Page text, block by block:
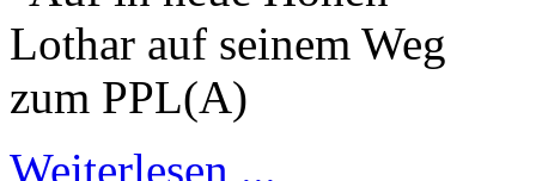
Weiterlesen ...